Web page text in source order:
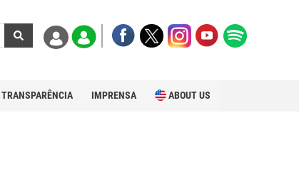
TRANSPARÊNCIA IMPRENSA ABOUT US